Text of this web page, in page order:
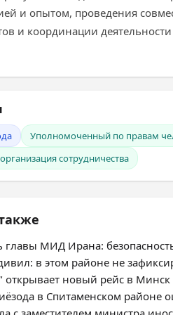
и опытом, проведения
и координации
Уполномоченный по правам
сотрудничества
главы МИД Ирана:
в этом районе не
открывает новый рейс в Минск
в Спитаменском районе